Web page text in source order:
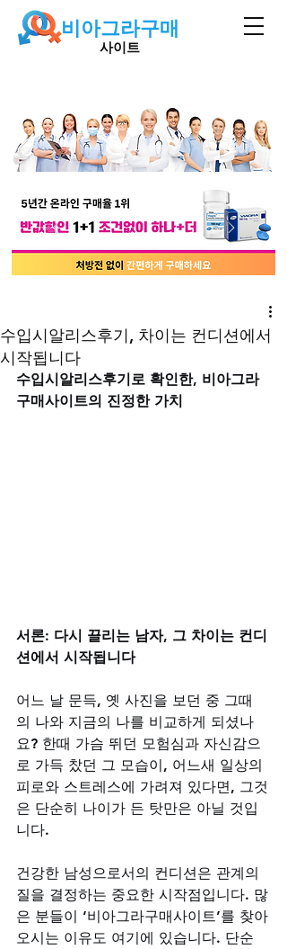
비아그라구매
사이트
수입시알리스후기, 차이는 컨디션에서
시작됩니다
수입시알리스후기로 확인한, 비아그라
구매사이트의 진정한 가치
서론: 다시 끌리는 남자, 그 차이는 컨디
션에서 시작됩니다
어느 날 문득, 옛 사진을 보던 중 그때
의 나와 지금의 나를 비교하게 되셨나
요? 한때 가슴 뛰던 모험심과 자신감으
로 가득 찼던 그 모습이, 어느새 일상의
피로와 스트레스에 가려져 있다면, 그것
은 단순히 나이가 든 탓만은 아닐 것입
니다.
건강한 남성으로서의 컨디션은 관계의
질을 결정하는 중요한 시작점입니다. 많
은 분들이 ‘비아그라구매사이트’를 찾아
오시는 이유도 여기에 있습니다. 단순